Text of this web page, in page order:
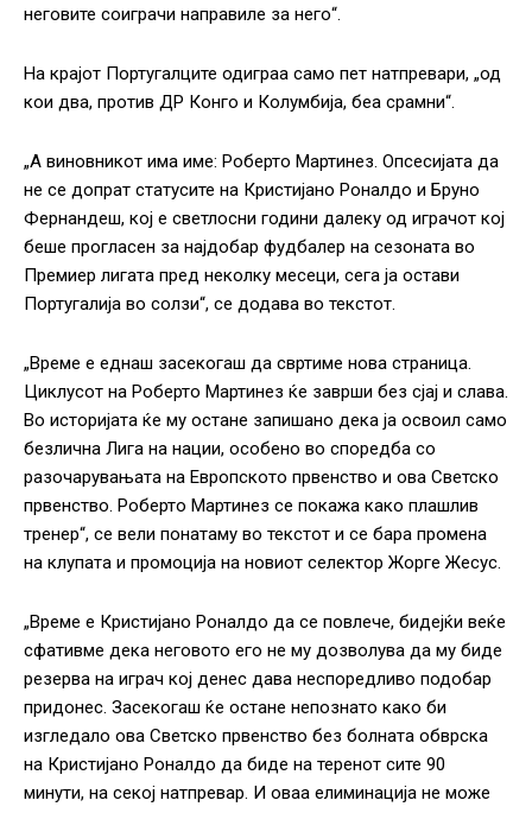
неговите соиграчи направиле за него“.
На крајот Португалците одиграа само пет натпревари, „од
кои два, против ДР Конго и Колумбија, беа срамни“.
„А виновникот има име: Роберто Мартинез. Опсесијата да
не се допрат статусите на Кристијано Роналдо и Бруно
Фернандеш, кој е светлосни години далеку од играчот кој
беше прогласен за најдобар фудбалер на сезоната во
Премиер лигата пред неколку месеци, сега ја остави
Португалија во солзи“, се додава во текстот.
„Време е еднаш засекогаш да свртиме нова страница.
Циклусот на Роберто Мартинез ќе заврши без сјај и слава.
Во историјата ќе му остане запишано дека ја освоил само
безлична Лига на нации, особено во споредба со
разочарувањата на Европското првенство и ова Светско
првенство. Роберто Мартинез се покажа како плашлив
тренер“, се вели понатаму во текстот и се бара промена
на клупата и промоција на новиот селектор Жорге Жесус.
„Време е Кристијано Роналдо да се повлече, бидејќи веќе
сфативме дека неговото его не му дозволува да му биде
резерва на играч кој денес дава неспоредливо подобар
придонес. Засекогаш ќе остане непознато како би
изгледало ова Светско првенство без болната обврска
на Кристијано Роналдо да биде на теренот сите 90
минути, на секој натпревар. И оваа елиминација не може